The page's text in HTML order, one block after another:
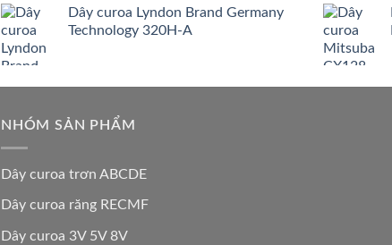
Dây curoa Lyndon Brand Germany
Technology 320H-A
NHÓM SẢN PHẨM
Dây curoa trơn ABCDE
Dây curoa răng RECMF
Dây curoa 3V 5V 8V